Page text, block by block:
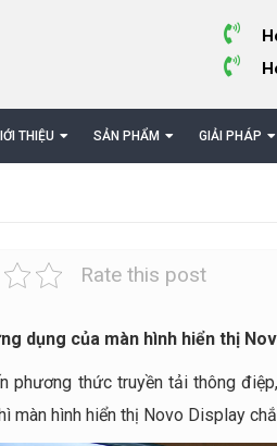
THIỆU SẢN PHẨM GIẢI PHÁP
Rate this post
dụng của màn hình hiển thị
phương thức truyền tải thông
màn hình hiển thị Novo Display